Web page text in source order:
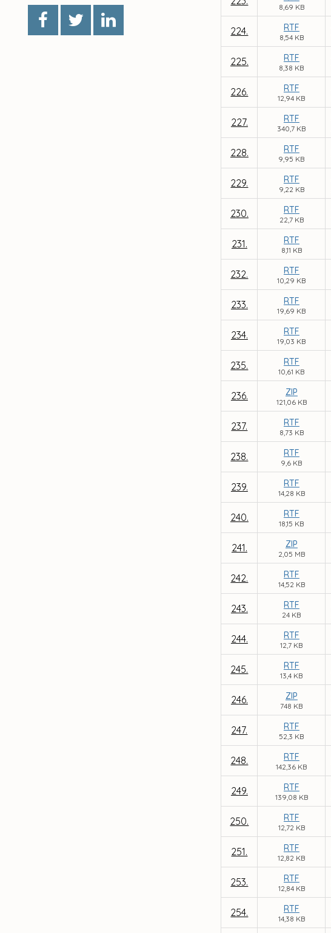
8,69 KB
224. RTF
8,54 KB
225. RTF
8,38 KB
226. RTF
12,94 KB
227. RTF
340,7 KB
228. RTF
9,95 KB
229. RTF
9,22 KB
230. RTF
22,7 KB
231. RTF
8,11 KB
232. RTF
10,29 KB
233. RTF
19,69 KB
234. RTF
19,03 KB
235. RTF
10,61 KB
236. ZIP
121,06 KB
237. RTF
8,73 KB
238. RTF
9,6 KB
239. RTF
14,28 KB
240. RTF
18,15 KB
241. ZIP
2,05 MB
242. RTF
14,52 KB
243. RTF
24 KB
244. RTF
12,7 KB
245. RTF
13,4 KB
246. ZIP
748 KB
247. RTF
52,3 KB
248. RTF
142,36 KB
249. RTF
139,08 KB
250. RTF
12,72 KB
251. RTF
12,82 KB
253. RTF
12,84 KB
254. RTF
14,38 KB